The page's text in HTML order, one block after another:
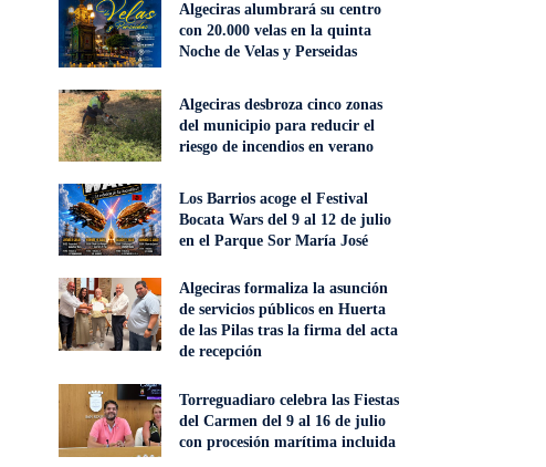
Algeciras alumbrará su centro
con 20.000 velas en la quinta
Noche de Velas y Perseidas
Algeciras desbroza cinco zonas
del municipio para reducir el
riesgo de incendios en verano
Los Barrios acoge el Festival
Bocata Wars del 9 al 12 de julio
en el Parque Sor María José
Algeciras formaliza la asunción
de servicios públicos en Huerta
de las Pilas tras la firma del acta
de recepción
Torreguadiaro celebra las Fiestas
del Carmen del 9 al 16 de julio
con procesión marítima incluida